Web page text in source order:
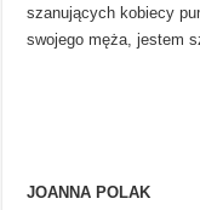
szanujących kobiecy
swojego męża, jestem
JOANNA POLAK